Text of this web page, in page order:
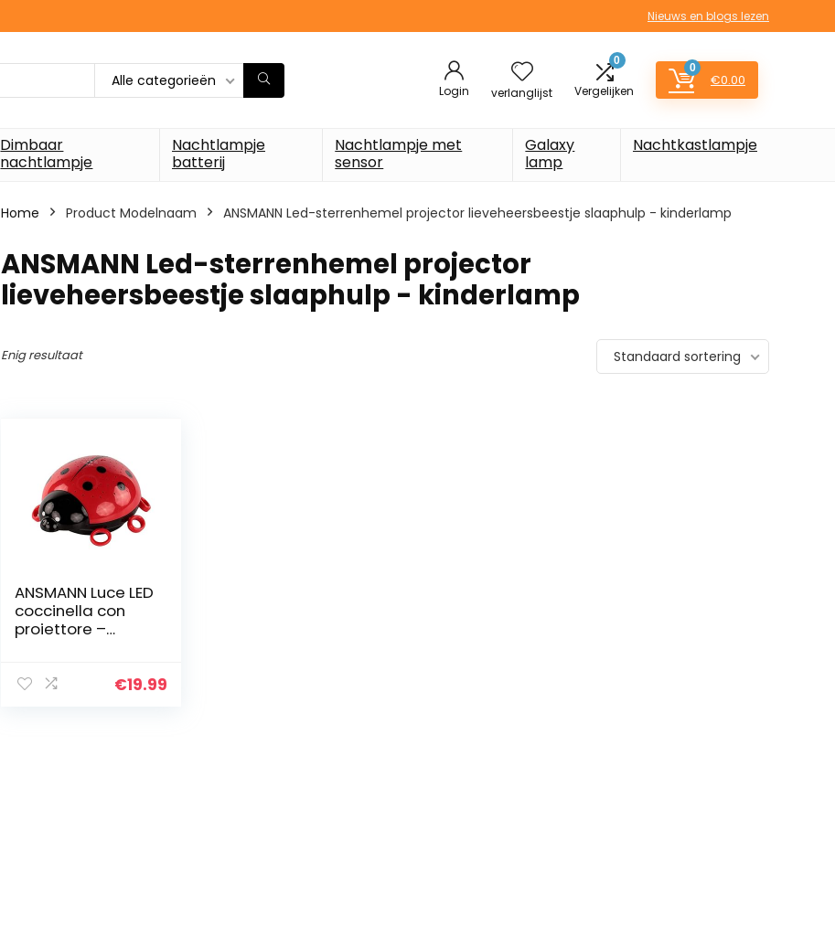
Nieuws en blogs lezen
Alle categorieën
Login verlanglijst
0
Vergelijken
0
€0.00
Dimbaar
nachtlampje
Nachtlampje
batterij
Nachtlampje met
sensor
Galaxy
lamp
Nachtkastlampje
Home Product Modelnaam ‎ANSMANN Led-sterrenhemel projector lieveheersbeestje slaaphulp - kinderlamp
‎ANSMANN Led-sterrenhemel projector
lieveheersbeestje slaaphulp - kinderlamp
Enig resultaat Standaard sortering
ANSMANN Luce LED
coccinella con
proiettore –
bambini con
€19.99